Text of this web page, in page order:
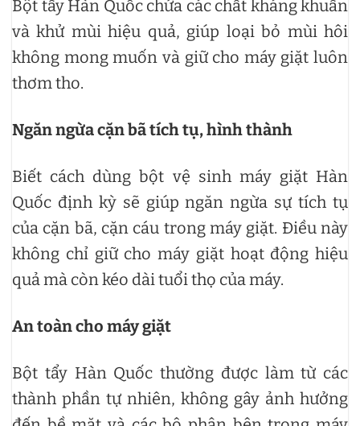
Bột tẩy Hàn Quốc chứa các chất kháng khuẩn
và khử mùi hiệu quả, giúp loại bỏ mùi hôi
không mong muốn và giữ cho máy giặt luôn
thơm tho.
Ngăn ngừa cặn bã tích tụ, hình thành
Biết cách dùng bột vệ sinh máy giặt Hàn
Quốc định kỳ sẽ giúp ngăn ngừa sự tích tụ
của cặn bã, cặn cáu trong máy giặt. Điều này
không chỉ giữ cho máy giặt hoạt động hiệu
quả mà còn kéo dài tuổi thọ của máy.
An toàn cho máy giặt
Bột tẩy Hàn Quốc thường được làm từ các
thành phần tự nhiên, không gây ảnh hưởng